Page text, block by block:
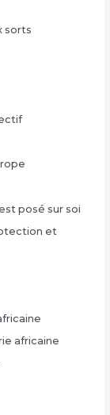
sorts
posé sur soi
et
africaine